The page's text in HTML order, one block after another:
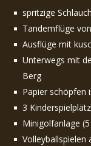
spritzige
Tandemflüge
Ausflüge mit
Unterwegs mit
Berg
Papier schöpfen
3
Minigolfanlage
Volleyballspielen